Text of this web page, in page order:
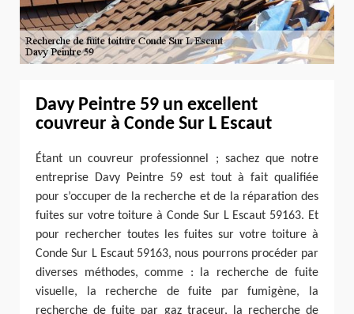
Davy Peintre 59 un excellent
couvreur à Conde Sur L Escaut
Étant un couvreur professionnel ; sachez que notre
entreprise Davy Peintre 59 est tout à fait qualifiée
pour s’occuper de la recherche et de la réparation des
fuites sur votre toiture à Conde Sur L Escaut 59163. Et
pour rechercher toutes les fuites sur votre toiture à
Conde Sur L Escaut 59163, nous pourrons procéder par
diverses méthodes, comme : la recherche de fuite
visuelle, la recherche de fuite par fumigène, la
recherche de fuite par gaz traceur, la recherche de